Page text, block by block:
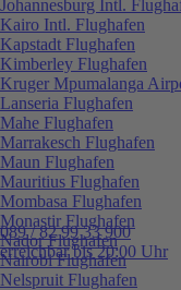
089 / 82 99 33 900
erreichbar bis 20:00 Uhr
Johannesburg Intl.
Kairo Intl. Flughafen
Kapstadt Flughafen
Kimberley Flughafen
Kruger Mpumalanga
Lanseria Flughafen
Mahe Flughafen
Marrakesch Flughafen
Maun Flughafen
Mauritius Flughafen
Mombasa Flughafen
Monastir Flughafen
Nador Flughafen
Nairobi Flughafen
Nelspruit Flughafen